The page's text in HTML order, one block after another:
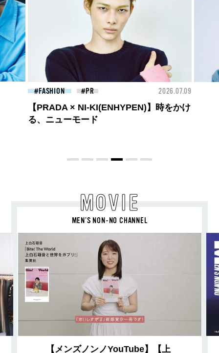
BEAUTY 2026.07.09
夏のパーマ、さらにあか抜け。N.（エヌ
ドット）のスタイリングアイテムで作る
MOVIE
MEN’S NON-NO CHANNEL
【メンズノンノYouTube】【上